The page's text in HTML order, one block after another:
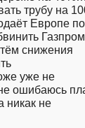
трубу на
Европе по
снижения
уже не
ошибаюсь
никак не